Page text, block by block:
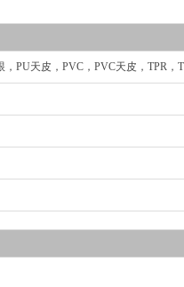
PU天皮，PVC，PVC天皮，TPR，